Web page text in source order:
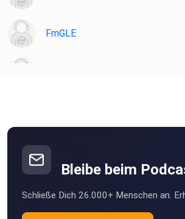
FmGLE
Bleibe beim
Schließe Dich 26.000+ Menschen an.